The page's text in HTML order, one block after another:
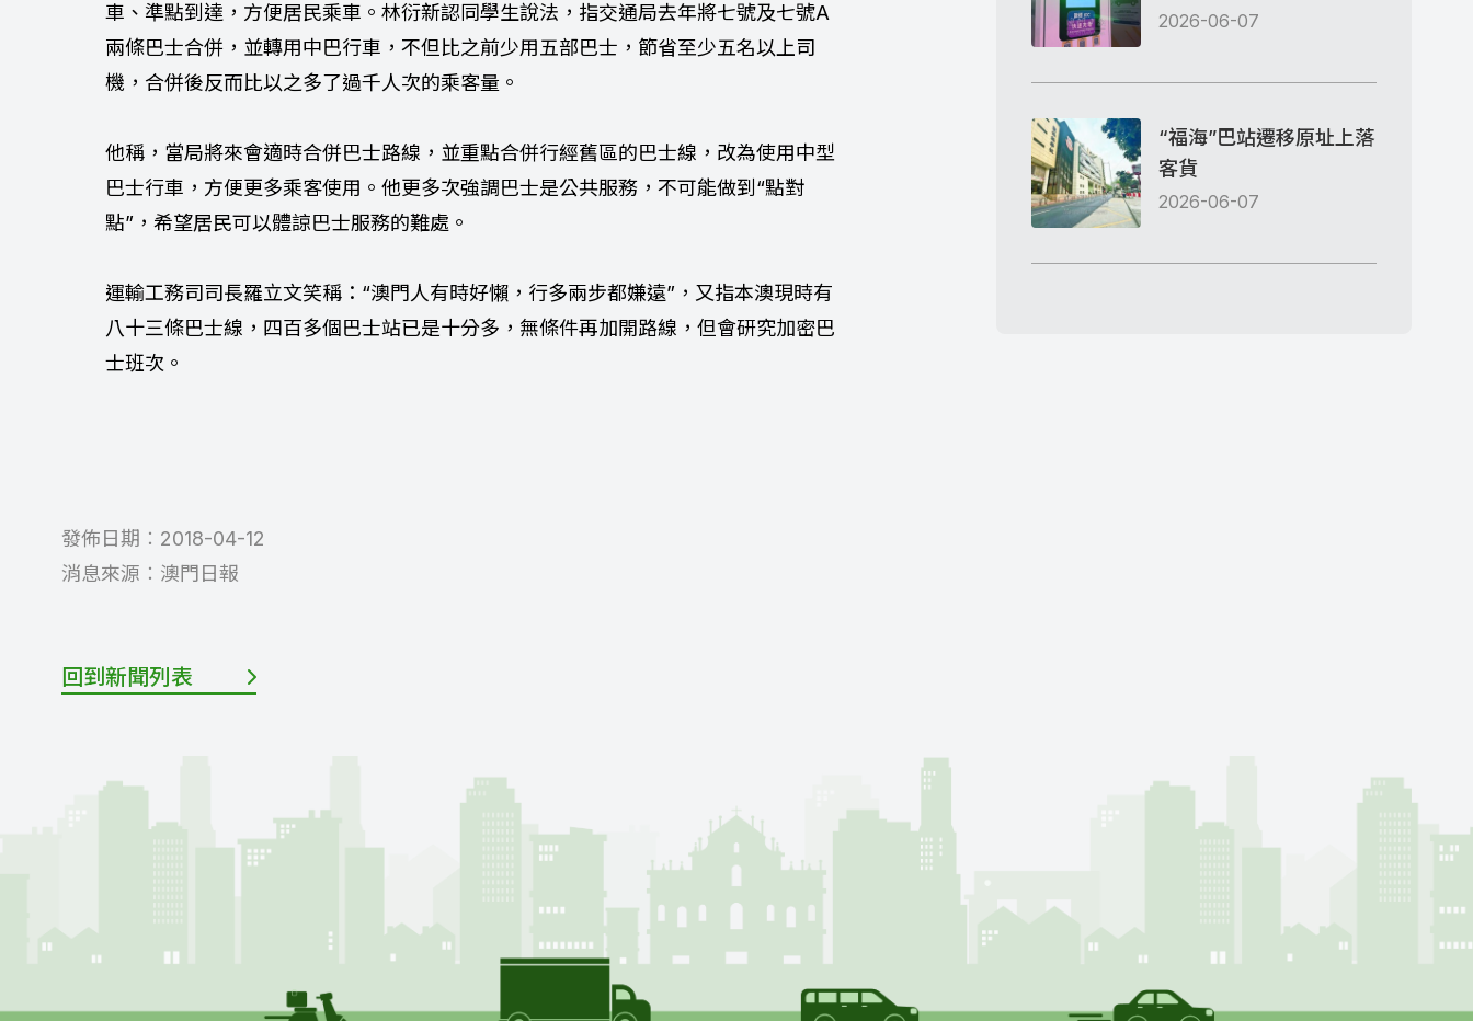
車、準點到達，方便居民乘車。林衍新認同學生說法，指交通局去年將七號及七號A
兩條巴士合併，並轉用中巴行車，不但比之前少用五部巴士，節省至少五名以上司
機，合併後反而比以之多了過千人次的乘客量。
他稱，當局將來會適時合併巴士路線，並重點合併行經舊區的巴士線，改為使用中型
巴士行車，方便更多乘客使用。他更多次強調巴士是公共服務，不可能做到“點對
點”，希望居民可以體諒巴士服務的難處。
運輸工務司司長羅立文笑稱：“澳門人有時好懶，行多兩步都嫌遠”，又指本澳現時有
八十三條巴士線，四百多個巴士站已是十分多，無條件再加開路線，但會研究加密巴
士班次。
發佈日期︰ 2018-04-12
消息來源︰ 澳門日報
回到新聞列表
2026-06-07
“福海”巴站遷移原址上落
客貨
2026-06-07